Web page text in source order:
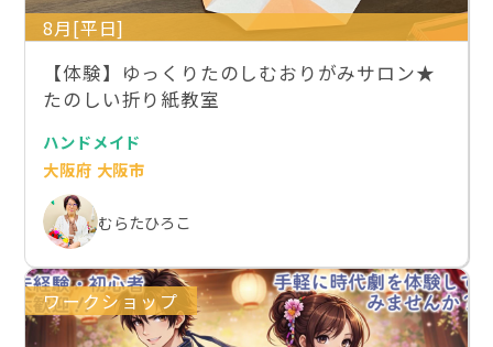
8月[平日]
【体験】ゆっくりたのしむおりがみサロン★
たのしい折り紙教室
ハンドメイド
大阪府 大阪市
むらたひろこ
ワークショップ